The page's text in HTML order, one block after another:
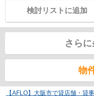
検討リストに追加
さら
物
【AFLO】大阪市で貸店舗・貸